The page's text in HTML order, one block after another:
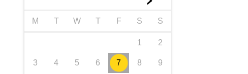
M T W T F S S
1 2
3 4 5 6 7 8 9